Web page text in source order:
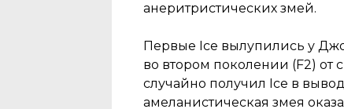
анеритристических змей.
Первые Ice вылупились у
во втором поколении (F2) от
случайно получил Ice в
амеланистическая змея